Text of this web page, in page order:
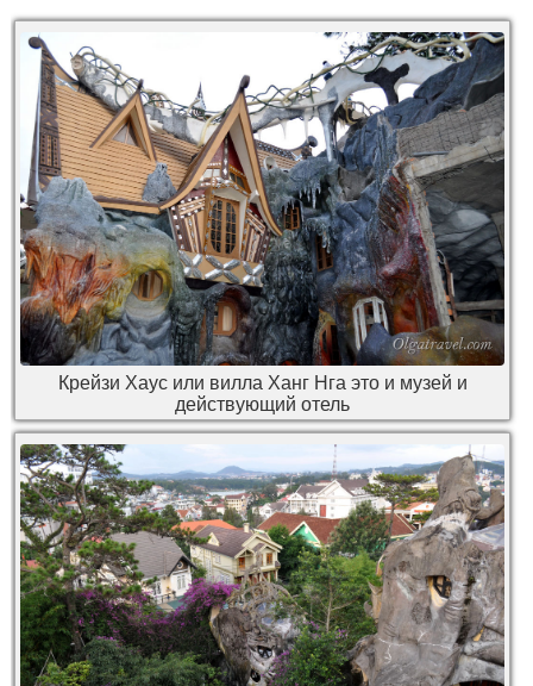
Крейзи Хаус или вилла Ханг Нга это и музей и
действующий отель